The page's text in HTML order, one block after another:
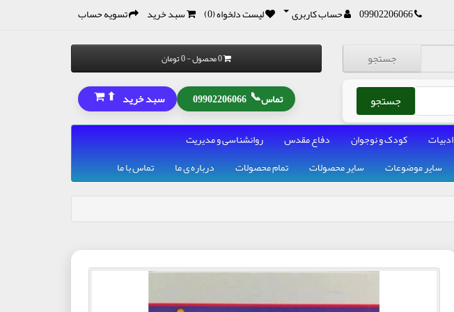
09902206066 حساب کاربری لیست دلخواه (0) سبد خرید تسویه حساب
جستجو
جستجو
0 محصول - 0 تومان
تماس📞
09902206066 سبد خرید ⬆
ادبیات کودک و نوجوان دفاع مقدس
روانشناسی و مدیریت
سایر موضوعات سایر محصولات تمام محصولات درباره ی ما تماس با ما